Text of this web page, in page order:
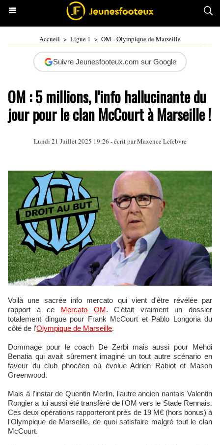
Accueil > Ligue 1 > OM - Olympique de Marseille
Suivre Jeunesfooteux.com sur Google
OM : 5 millions, l'info hallucinante du
jour pour le clan McCourt à Marseille !
Lundi 21 Juillet 2025 19:26 - écrit par Maxence Lefebvre
Voilà une sacrée info mercato qui vient d'être révélée par
rapport à ce Mercato OM. C'était vraiment un dossier
totalement dingue pour Frank McCourt et Pablo Longoria du
côté de l'Olympique de Marseille.
Dommage pour le coach De Zerbi mais aussi pour Mehdi
Benatia qui avait sûrement imaginé un tout autre scénario en
faveur du club phocéen où évolue Adrien Rabiot et Mason
Greenwood.
Mais à l'instar de Quentin Merlin, l'autre ancien nantais Valentin
Rongier a lui aussi été transféré de l'OM vers le Stade Rennais.
Ces deux opérations rapporteront près de 19 M€ (hors bonus) à
l'Olympique de Marseille, de quoi satisfaire malgré tout le clan
McCourt.